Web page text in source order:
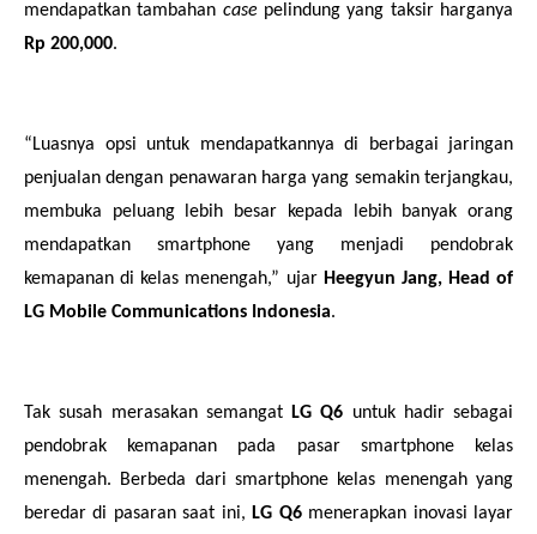
mendapatkan tambahan case pelindung yang taksir harganya
Rp 200,000.
“Luasnya opsi untuk mendapatkannya di berbagai jaringan
penjualan dengan penawaran harga yang semakin terjangkau,
membuka peluang lebih besar kepada lebih banyak orang
mendapatkan smartphone yang menjadi pendobrak
kemapanan di kelas menengah,” ujar Heegyun Jang, Head of
LG Mobile Communications Indonesia.
Tak susah merasakan semangat LG Q6 untuk hadir sebagai
pendobrak kemapanan pada pasar smartphone kelas
menengah. Berbeda dari smartphone kelas menengah yang
beredar di pasaran saat ini, LG Q6menerapkan inovasi layar